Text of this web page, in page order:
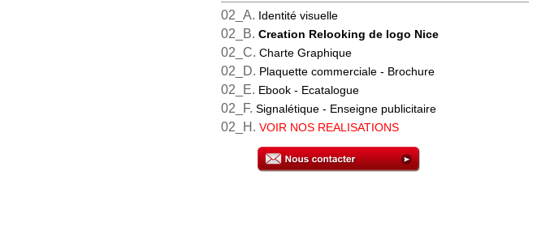
02_A. Identité visuelle
02_B. Creation Relooking de logo Nice
02_C. Charte Graphique
02_D. Plaquette commerciale - Brochure
02_E. Ebook - Ecatalogue
02_F. Signalétique - Enseigne publicitaire
02_H. VOIR NOS REALISATIONS